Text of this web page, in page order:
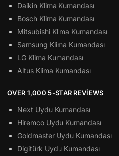
Daikin Klima Kumandası
Bosch Klima Kumandası
Mitsubishi Klima Kumandası
Samsung Klima Kumandası
LG Klima Kumandası
Altus Klima Kumandası
OVER 1,000 5-STAR REVIEWS
Next Uydu Kumandası
Hiremco Uydu Kumandası
Goldmaster Uydu Kumandası
Digitürk Uydu Kumandası